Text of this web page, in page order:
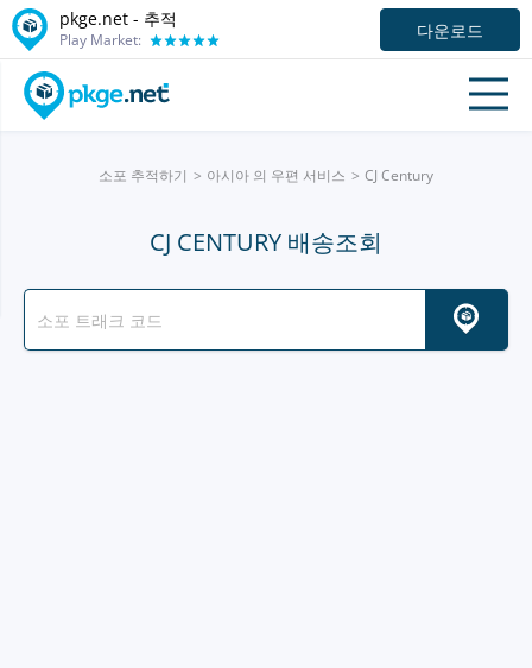
pkge.net - 추적
Play Market: 다운로드
소포 추적하기 아시아 의 우편 서비스 CJ Century
CJ CENTURY 배송조회